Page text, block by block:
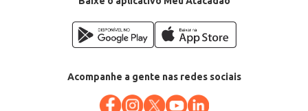
Acompanhe a gente nas redes sociais